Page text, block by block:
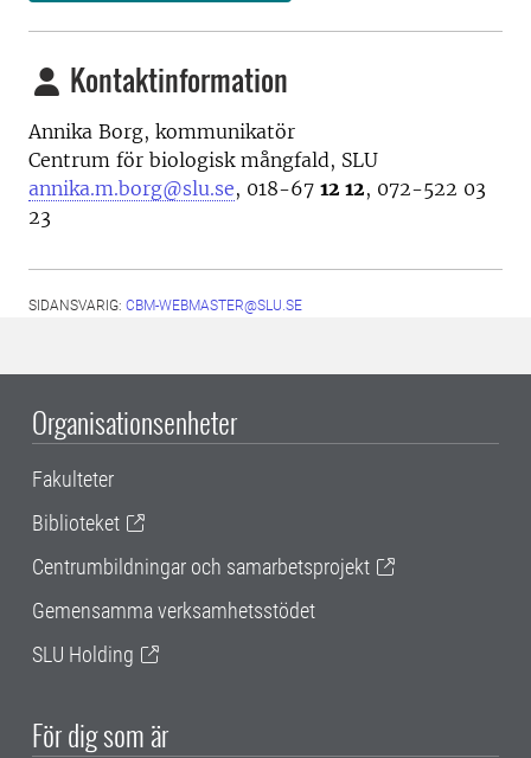
Kontaktinformation
Annika Borg, kommunikatör
Centrum för biologisk mångfald, SLU
annika.m.borg@slu.se, 018-67 12 12, 072-522 03
23
SIDANSVARIG: CBM-WEBMASTER@SLU.SE
Organisationsenheter
Fakulteter
Biblioteket
Centrumbildningar och samarbetsprojekt
Gemensamma verksamhetsstödet
SLU Holding
För dig som är